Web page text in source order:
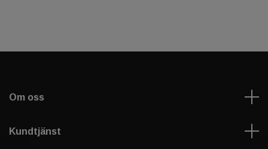
Om oss
Kundtjänst